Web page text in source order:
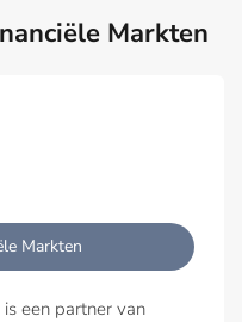
Markten
Markten
is een partner van